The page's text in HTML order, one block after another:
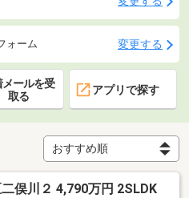
ォーム 変更する
メールを受
取る
アプリで探す
俣川２ 4,790万円 2SLDK